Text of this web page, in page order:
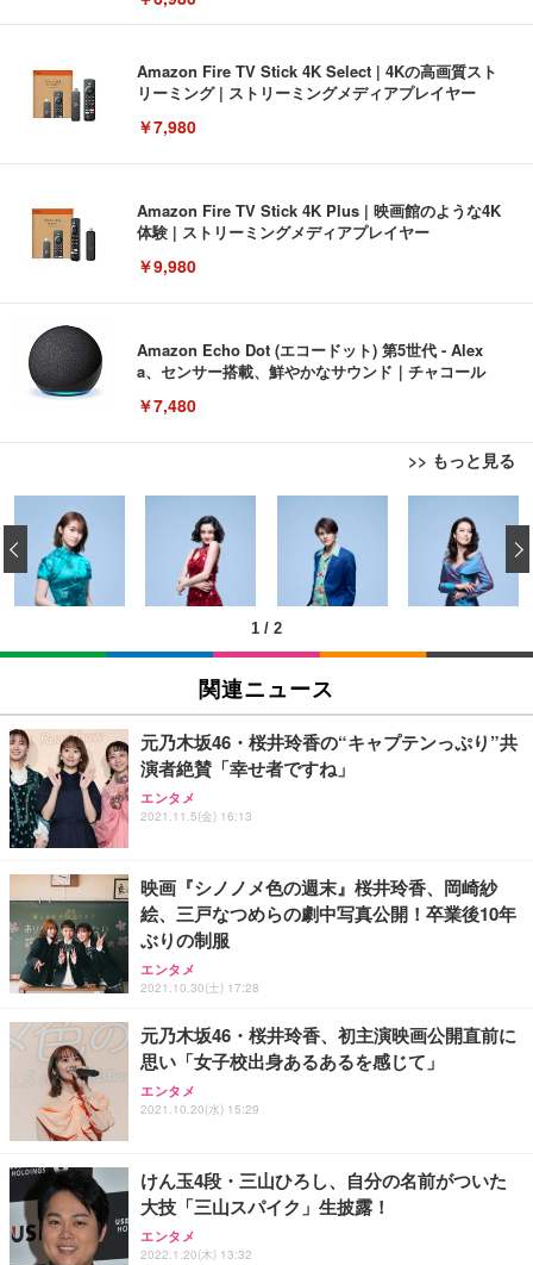
Amazon Fire TV Stick 4K Select | 4Kの高画質スト
リーミング | ストリーミングメディアプレイヤー
￥7,980
Amazon Fire TV Stick 4K Plus | 映画館のような4K
体験 | ストリーミングメディアプレイヤー
￥9,980
Amazon Echo Dot (エコードット) 第5世代 - Alex
a、センサー搭載、鮮やかなサウンド｜チャコール
￥7,480
>> もっと見る
い 跳ね上げ式アームレスト コンパクト 約105度ロッ
キング pc 事務椅子 360度回転 座面昇降 強化ナイロ
ン樹脂ベース 通気性メッシュ 在宅ワーク H-WY01
(黒網+黒枠+黒足)
￥5,699
SIHOO B100 オフィスチェア／デスクチェア メッシ
ュチェア 人間工学 疲れない ブラック
￥27,999
Sezlife オフィスチェア デスクチェア 疲れない テレ
ワーク チェア 強化バックレスト 30度ロッキング機
能 人間工学 椅子 腰サポート 90度跳ね上げ式アーム
務用 おしゃれ パソコンチェア (ブラック)
Sezlife オフィスチェア デスクチェア 疲れない テレ
ワーク チェア 強化バックレスト 30度ロッキング機
能 人間工学 椅子 腰サポート 90度跳ね上げ式アーム
レスト 3Dヘッドレスト ハンガー付き 高反発クッシ
務用 おしゃれ パソコンチェア (ホワイト)
ANDWINT オフィスチェア デスクチェア 肘なし メ
ッシュ 通気性 ランバーサポート付き 腰サポート ガ
ス圧無段階昇降 360度回転 キャスター付き コンパク
EV3240X-WT | 31.5型4K UHD・USB Type-C・ホワ
￥105,595
EIZO ビジネス向けプレミアムモニター | FlexScan
￥109,572
【純正品】27"ゲーミングモニター DualSense 充電
フック付き（CFI-ZDM1J）
【整備済み品】Dell E2724HS 27インチ 液晶モニタ
ー フルHD（1920×1080）VA 非光沢 HDMI/DisplayP
ort/VGA スピーカー内蔵 高さ調整 スイベル VESA対
応 ComfortView ビジネス向け
【MiniLED/24.5inch/280Hz/FHD】GRAPHT THE S
HOOTER Gaming Monitor 24” Essential ゲーミン
グモニター QD 24.5インチ 1ms FHD 量子ドット 残
Amazonベーシック ペットシーツ 薄型 レギュラー 1
回使い捨て 無香料 ホワイト 300枚
￥3,373
Amazonベーシック ペットシーツ 厚型 ワイド 42枚
x2袋(84枚) ホワイト(吸収面:ライトブルー)
￥3,234
ネオ・ルーライフ ネオ・オムツ L 中型犬用 26枚入
り 単品
Smart Basic(スマートベーシック) 【Amazon.co.jp
限定】 Smart Basic アイリスオーヤマ ペットシーツ
超厚型 お徳用 ワイド 100枚入 (x 1) (ケース販売)
アイリスオーヤマ ペットシーツ 超厚型 お徳用 レギ
ュラー 200枚入【Amazon.co.jp限定】
1 / 2
‹
関連ニュース
元乃木坂46・桜井玲香の“キャプテンっぷり”共
演者絶賛「幸せ者ですね」
エンタメ
2021.11.5(金) 16:13
映画『シノノメ色の週末』桜井玲香、岡崎紗
絵、三戸なつめらの劇中写真公開！卒業後10年
ぶりの制服
エンタメ
2021.10.30(土) 17:28
元乃木坂46・桜井玲香、初主演映画公開直前に
思い「女子校出身あるあるを感じて」
エンタメ
2021.10.20(水) 15:29
けん玉4段・三山ひろし、自分の名前がついた
大技「三山スパイク」生披露！
エンタメ
2022.1.20(木) 13:32